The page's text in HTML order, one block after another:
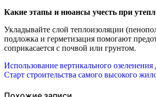
Какие этапы и нюансы учесть при
Укладывайте слой теплоизоляции
подложка и герметизация помогают
соприкасается с почвой или грунтом.
Навигация
по
Использование вертикального
Старт строительства самого высокого